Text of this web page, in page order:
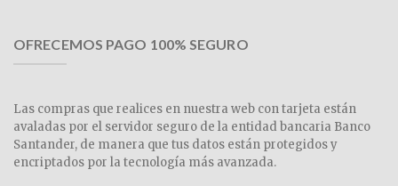
OFRECEMOS PAGO 100% SEGURO
Las compras que realices en nuestra web con tarjeta están
avaladas por el servidor seguro de la entidad bancaria Banco
Santander, de manera que tus datos están protegidos y
encriptados por la tecnología más avanzada.